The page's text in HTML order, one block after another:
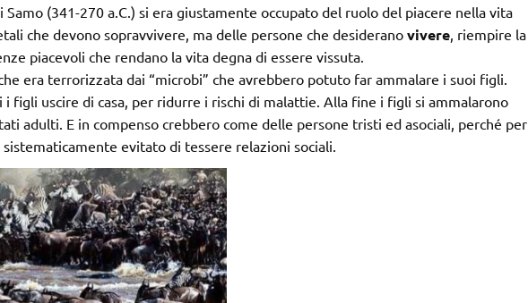
(341-270 a.C.) si era giustamente occupato del ruolo del piacere nella vita
che devono sopravvivere, ma delle persone che desiderano vivere, riempire la
piacevoli che rendano la vita degna di essere vissuta.
era terrorizzata dai “microbi” che avrebbero potuto far ammalare i suoi figli.
i figli uscire di casa, per ridurre i rischi di malattie. Alla fine i figli si ammalarono
adulti. E in compenso crebbero come delle persone tristi ed asociali, perché per
evitato di tessere relazioni sociali.